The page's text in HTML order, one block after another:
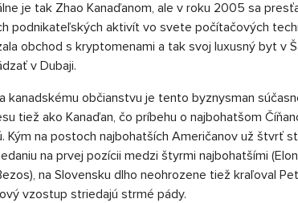
je tak Zhao Kanaďanom, ale v roku 2005 sa
podnikateľských aktivít vo svete počítačových
obchod s kryptomenami a tak svoj luxusný byt v
v Dubaji.
kanadskému občianstvu je tento byznysman
tiež ako Kanaďan, čo príbehu o najbohatšom
Kým na postoch najbohatších Američanov už štvrť
na prvej pozícii medzi štyrmi najbohatšími
na Slovensku dlho neohrozene tiež kraľoval
vzostup striedajú strmé pády.